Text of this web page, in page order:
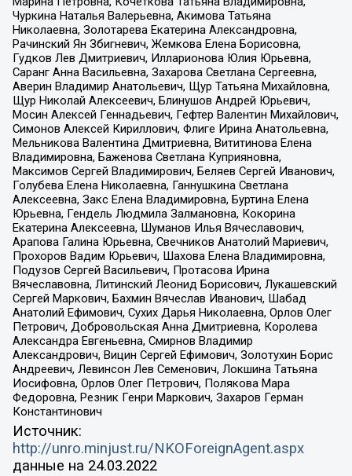
Чуркина Наталья Валерьевна, Акимова Татьяна
Николаевна, Золотарева Екатерина Александровна,
Рачинский Ян Збигневич, Жемкова Елена Борисовна,
Гудков Лев Дмитриевич, Илларионова Юлия Юрьевна,
Саранг Анна Васильевна, Захарова Светлана Сергеевна,
Аверин Владимир Анатольевич, Щур Татьяна Михайловна,
Щур Николай Алексеевич, Блинушов Андрей Юрьевич,
Мосин Алексей Геннадьевич, Гефтер Валентин Михайлович,
Симонов Алексей Кириллович, Флиге Ирина Анатольевна,
Мельникова Валентина Дмитриевна, Вититинова Елена
Владимировна, Баженова Светлана Куприяновна,
Максимов Сергей Владимирович, Беляев Сергей Иванович,
Голубева Елена Николаевна, Ганнушкина Светлана
Алексеевна, Закс Елена Владимировна, Буртина Елена
Юрьевна, Гендель Людмила Залмановна, Кокорина
Екатерина Алексеевна, Шуманов Илья Вячеславович,
Арапова Галина Юрьевна, Свечников Анатолий Мариевич,
Прохоров Вадим Юрьевич, Шахова Елена Владимировна,
Подузов Сергей Васильевич, Протасова Ирина
Вячеславовна, Литинский Леонид Борисович, Лукашевский
Сергей Маркович, Бахмин Вячеслав Иванович, Шабад
Анатолий Ефимович, Сухих Дарья Николаевна, Орлов Олег
Петрович, Добровольская Анна Дмитриевна, Королева
Александра Евгеньевна, Смирнов Владимир
Александрович, Вицин Сергей Ефимович, Золотухин Борис
Андреевич, Левинсон Лев Семенович, Локшина Татьяна
Иосифовна, Орлов Олег Петрович, Полякова Мара
Федоровна, Резник Генри Маркович, Захаров Герман
Константинович
Источник:
http://unro.minjust.ru/NKOForeignAgent.aspx
данные на 24.03.2022